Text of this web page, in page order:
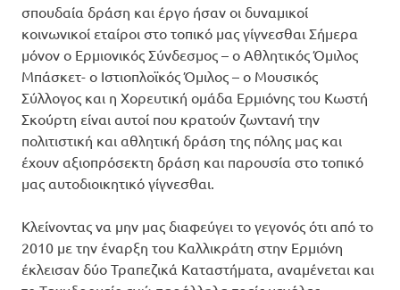
σπουδαία δράση και έργο ήσαν οι δυναμικοί
κοινωνικοί εταίροι στο τοπικό μας γίγνεσθαι Σήμερα
μόνον ο Ερμιονικός Σύνδεσμος – ο Αθλητικός Όμιλος
Μπάσκετ- ο Ιστιοπλοϊκός Όμιλος – ο Μουσικός
Σύλλογος και η Χορευτική ομάδα Ερμιόνης του Κωστή
Σκούρτη είναι αυτοί που κρατούν ζωντανή την
πολιτιστική και αθλητική δράση της πόλης μας και
έχουν αξιοπρόσεκτη δράση και παρουσία στο τοπικό
μας αυτοδιοικητικό γίγνεσθαι.
Κλείνοντας να μην μας διαφεύγει το γεγονός ότι από το
2010 με την έναρξη του Καλλικράτη στην Ερμιόνη
έκλεισαν δύο Τραπεζικά Καταστήματα, αναμένεται και